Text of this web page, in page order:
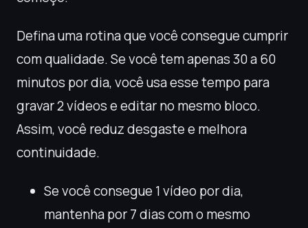
Defina uma rotina que você consegue cumprir
com qualidade. Se você tem apenas 30 a 60
minutos por dia, você usa esse tempo para
gravar 2 vídeos e editar no mesmo bloco.
Assim, você reduz desgaste e melhora
continuidade.
Se você consegue 1 vídeo por dia,
mantenha por 7 dias com o mesmo